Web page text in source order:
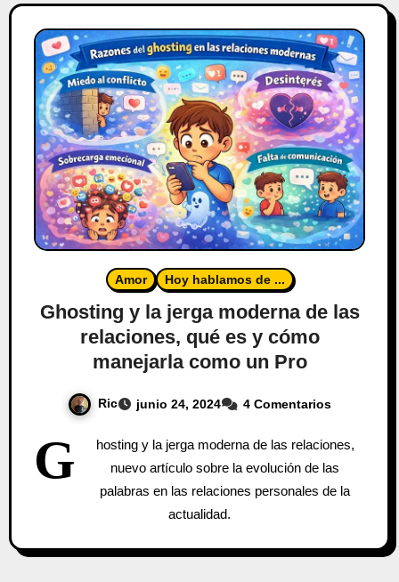
Amor Hoy hablamos de ...
Ghosting y la jerga moderna de las
relaciones, qué es y cómo
manejarla como un Pro
Ric junio 24, 2024 4 Comentarios
G
hosting y la jerga moderna de las relaciones,
nuevo artículo sobre la evolución de las
palabras en las relaciones personales de la
actualidad.